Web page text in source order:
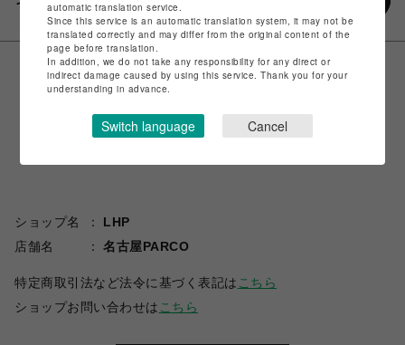
ショップ名
LHP
店舗名
名古屋PARCO
特定商取引法など法令に基づく表記は こちら
ショップお問い合わせは こちら
automatic translation service.
Since this service is an automatic translation system, it may not be
translated correctly and may differ from the original content of the
page before translation.
In addition, we do not take any responsibility for any direct or
indirect damage caused by using this service. Thank you for your
understanding in advance.
Switch language Cancel